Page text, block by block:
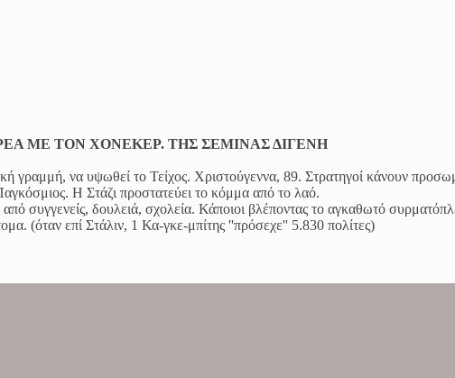
ΜΕ ΤΟΝ ΧΟΝΕΚΕΡ. ΤΗΣ ΣΕΜΙΝΑΣ ΔΙΓΕΝΗ
γραμμή, να υψωθεί το Τείχος. Χριστούγεννα, 89. Στρατηγοί κάνουν
Η Στάζι προστατεύει το κόμμα από το λαό.
συγγενείς, δουλειά, σχολεία. Κάποιοι βλέποντας το αγκαθωτό
(όταν επί Στάλιν, 1 Κα-γκε-μπίτης ''πρόσεχε'' 5.830 πολίτες)